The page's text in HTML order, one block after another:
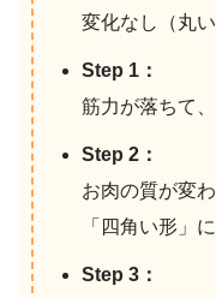
変化なし（丸い
Step 1：
筋力が落ちて
Step 2：
お肉の質が変
「四角い形」
Step 3：